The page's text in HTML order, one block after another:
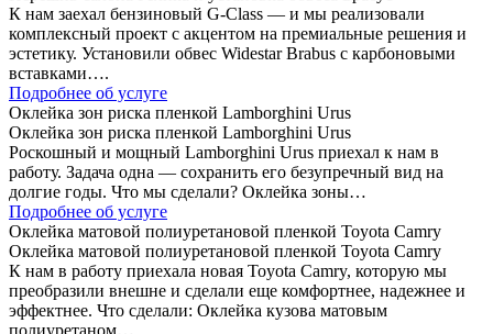
К нам заехал бензиновый G-Class — и мы реализовали
комплексный проект с акцентом на премиальные решения и
эстетику. Установили обвес Widestar Brabus с карбоновыми
вставками….
Подробнее об услуге
Оклейка зон риска пленкой Lamborghini Urus
Оклейка зон риска пленкой Lamborghini Urus
Роскошный и мощный Lamborghini Urus приехал к нам в
работу. Задача одна — сохранить его безупречный вид на
долгие годы. Что мы сделали? Оклейка зоны…
Подробнее об услуге
Оклейка матовой полиуретановой пленкой Toyota Camry
Оклейка матовой полиуретановой пленкой Toyota Camry
К нам в работу приехала новая Toyota Camry, которую мы
преобразили внешне и сделали еще комфортнее, надежнее и
эффектнее. Что сделали: Оклейка кузова матовым